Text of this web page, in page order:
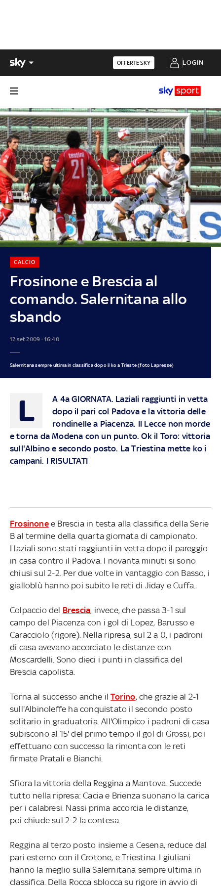
OFFERTE SKY LOGIN
Frosinone e Brescia al
comando. Salernitana allo
sbando
CALCIO
12 set 2009 - 16:40
Salernitana sempre ultima in classifica dopo il ko a Trieste (foto Lapresse)
L
A 4a GIORNATA. Laziali raggiunti in vetta
dopo il pari col Padova e la vittoria delle
rondinelle a Piacenza. Il Lecce non morde
e torna da Modena con un punto. Ok il Toro: vittoria
sull'Albino e secondo posto. La Triestina mette ko i
campani. I RISULTATI
Frosinonee Brescia in testa alla classifica della Serie
B al termine della quarta giornata di campionato.
I laziali sono stati raggiunti in vetta dopo il pareggio
in casa contro il Padova. I novanta minuti si sono
chiusi sul 2-2. Per due volte in vantaggio con Basso, i
gialloblù hanno poi subito le reti di Jiday e Cuffa.
Colpaccio del Brescia, invece, che passa 3-1 sul
campo del Piacenza con i gol di Lopez, Barusso e
Caracciolo (rigore). Nella ripresa, sul 2 a 0, i padroni
di casa avevano accorciato le distanze con
Moscardelli. Sono dieci i punti in classifica del
Brescia capolista.
Torna al successo anche ilTorino, che grazie al 2-1
sull'Albinoleffe ha conquistato il secondo posto
solitario in graduatoria. All'Olimpico i padroni di casa
subiscono al 15' del primo tempo il gol di Grossi, poi
effettuano con successo la rimonta con le reti
firmate Pratali e Bianchi.
Sfiora la vittoria della Reggina a Mantova. Succede
tutto nella ripresa: Cacia e Brienza suonano la carica
per i calabresi. Nassi prima accorcia le distanze,
poi chiude sul 2-2 la contesa.
Reggina al terzo posto insieme a Cesena, reduce dal
pari esterno con il Crotone, e Triestina. I giuliani
hanno la meglio sulla Salernitana sempre ultima in
classifica. Della Rocca sblocca su rigore in avvio di